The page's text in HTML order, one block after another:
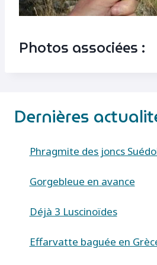
Photos associées :
Dernières
Phragmite des joncs
Gorgebleue en avance
Déjà 3 Luscinoïdes
Effarvatte baguée en